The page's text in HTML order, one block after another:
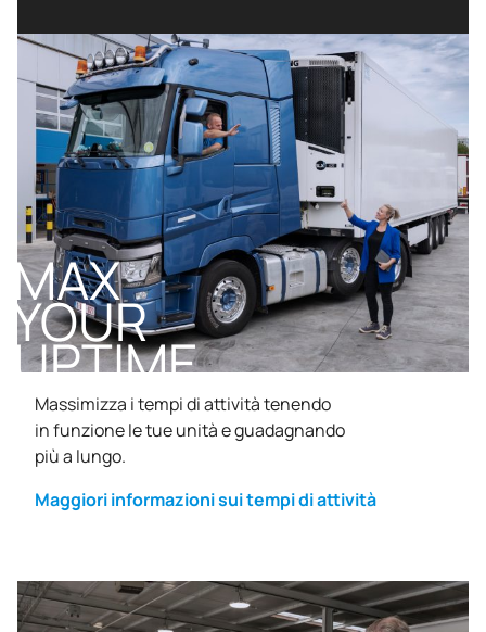
MAX
YOUR
UPTIME
Massimizza i tempi di attività tenendo
in funzione le tue unità e guadagnando
più a lungo.
Maggiori informazioni sui tempi di attività